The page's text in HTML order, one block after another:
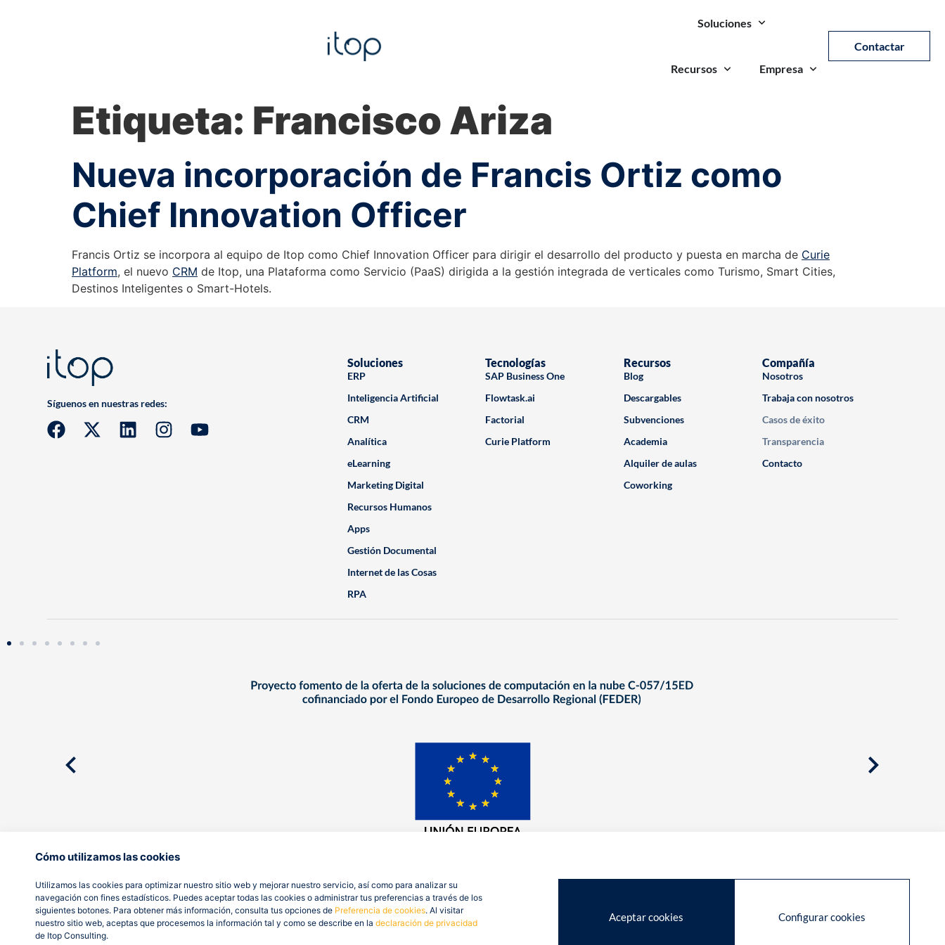
Cómo utilizamos las cookies
Utilizamos las cookies para optimizar nuestro sitio web y mejorar nuestro servicio, así como para analizar su
navegación con fines estadísticos. Puedes aceptar todas las cookies o administrar tus preferencias a través de los
siguientes botones. Para obtener más información, consulta tus opciones de Preferencia de cookies. Al visitar
nuestro sitio web, aceptas que procesemos la información tal y como se describe en la declaración de privacidad
de Itop Consulting.
Aceptar cookies Configurar cookies
Soluciones
Recursos Empresa
Contactar
Etiqueta: Francisco Ariza
Nueva incorporación de Francis Ortiz como
Chief Innovation Officer
Francis Ortiz se incorpora al equipo de Itop como Chief Innovation Officer para dirigir el desarrollo del producto y puesta en marcha de Curie
Platform, el nuevo CRM de Itop, una Plataforma como Servicio (PaaS) dirigida a la gestión integrada de verticales como Turismo, Smart Cities,
Destinos Inteligentes o Smart-Hotels.
Síguenos en nuestras redes:
Soluciones
ERP
Inteligencia Artificial
CRM
Analítica
eLearning
Marketing Digital
Recursos Humanos
Apps
Gestión Documental
Internet de las Cosas
RPA
Tecnologías
SAP Business One
Flowtask.ai
Factorial
Curie Platform
Recursos
Blog
Descargables
Subvenciones
Academia
Alquiler de aulas
Coworking
Compañía
Nosotros
Trabaja con nosotros
Casos de éxito
Transparencia
Contacto
AVISO LEGALPOLÍTICA DE PRIVACIDAD